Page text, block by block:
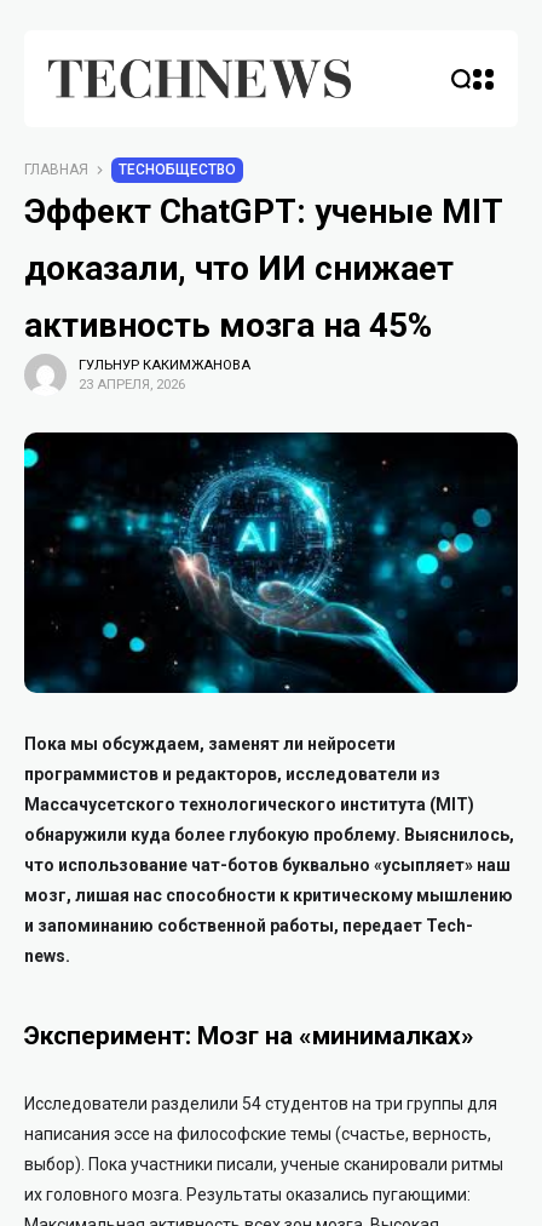
ГЛАВНАЯ TECHОБЩЕСТВО
Эффект ChatGPT: ученые MIT
доказали, что ИИ снижает
активность мозга на 45%
ГУЛЬНУР КАКИМЖАНОВА
23 АПРЕЛЯ, 2026
Пока мы обсуждаем, заменят ли нейросети
программистов и редакторов, исследователи из
Массачусетского технологического института (MIT)
обнаружили куда более глубокую проблему. Выяснилось,
что использование чат-ботов буквально «усыпляет» наш
мозг, лишая нас способности к критическому мышлению
и запоминанию собственной работы, передает Tech-
news.
Эксперимент: Мозг на «минималках»
Исследователи разделили 54 студентов на три группы для
написания эссе на философские темы (счастье, верность,
выбор). Пока участники писали, ученые сканировали ритмы
их головного мозга. Результаты оказались пугающими: